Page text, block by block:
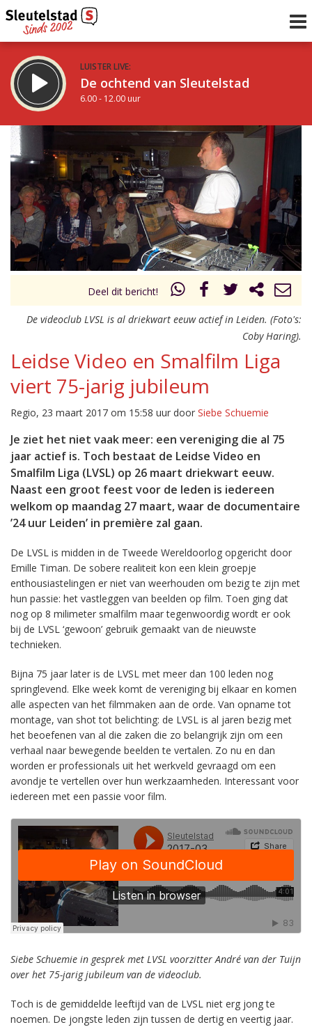
LUISTER LIVE:
De ochtend van Sleutelstad
6.00 - 12.00 uur
STRAKS:
De middag van Sleutelstad
12.00 - 18.00 uur
Vorig uur
uur 1 van 0 Volgend uur
Inklappen
Deel dit bericht!
De videoclub LVSL is al driekwart eeuw actief in Leiden. (Foto's:
Coby Haring).
Leidse Video en Smalfilm Liga
viert 75-jarig jubileum
Regio, 23 maart 2017 om 15:58 uur door Siebe Schuemie
Je ziet het niet vaak meer: een vereniging die al 75
jaar actief is. Toch bestaat de Leidse Video en
Smalfilm Liga (LVSL) op 26 maart driekwart eeuw.
Naast een groot feest voor de leden is iedereen
welkom op maandag 27 maart, waar de documentaire
’24 uur Leiden’ in première zal gaan.
De LVSL is midden in de Tweede Wereldoorlog opgericht door
Emille Timan. De sobere realiteit kon een klein groepje
enthousiastelingen er niet van weerhouden om bezig te zijn met
hun passie: het vastleggen van beelden op film. Toen ging dat
nog op 8 milimeter smalfilm maar tegenwoordig wordt er ook
bij de LVSL ‘gewoon’ gebruik gemaakt van de nieuwste
technieken.
Bijna 75 jaar later is de LVSL met meer dan 100 leden nog
springlevend. Elke week komt de vereniging bij elkaar en komen
alle aspecten van het filmmaken aan de orde. Van opname tot
montage, van shot tot belichting: de LVSL is al jaren bezig met
het beoefenen van al die zaken die zo belangrijk zijn om een
verhaal naar bewegende beelden te vertalen. Zo nu en dan
worden er professionals uit het werkveld gevraagd om een
avondje te vertellen over hun werkzaamheden. Interessant voor
iedereen met een passie voor film.
Siebe Schuemie in gesprek met LVSL voorzitter André van der Tuijn
over het 75-jarig jubileum van de videoclub.
Toch is de gemiddelde leeftijd van de LVSL niet erg jong te
noemen. De jongste leden zijn tussen de dertig en veertig jaar.